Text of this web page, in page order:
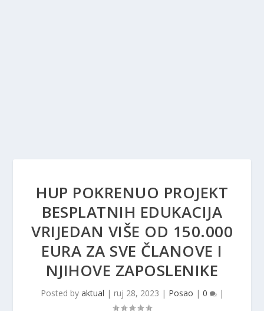
HUP POKRENUO PROJEKT
BESPLATNIH EDUKACIJA
VRIJEDAN VIŠE OD 150.000
EURA ZA SVE ČLANOVE I
NJIHOVE ZAPOSLENIKE
Posted by aktual | ruj 28, 2023 | Posao | 0 |